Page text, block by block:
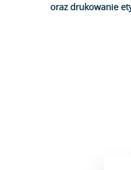
oraz drukowanie